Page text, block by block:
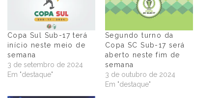
Copa Sul Sub-17 terá
início neste meio de
semana
3 de setembro de 2024
Em "destaque"
Segundo turno da
Copa SC Sub-17 será
aberto neste fim de
semana
3 de outubro de 2024
Em "destaque"